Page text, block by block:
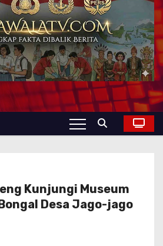
Kunjungi Museum
Desa Jago-jago